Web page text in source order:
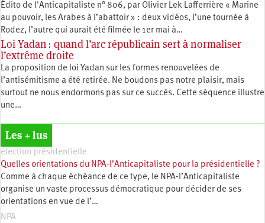
Édito de l'Anticapitaliste n° 806, par Olivier Lek Lafferrière « Marine
au pouvoir, les Arabes à l’abattoir » : deux vidéos, l’une tournée à
Rodez, l’autre qui aurait été filmée le 1er mai à…
Loi Yadan : quand l’arc républicain sert à normaliser
l’extrême droite
La proposition de loi Yadan sur les formes renouvelées de
l’antisémitisme a été retirée. Ne boudons pas notre plaisir, mais
surtout ne nous endormons pas sur ce succès. Cette séquence illustre
une…
Les + lus
élection présidentielle
Quelles orientations du NPA-l’Anticapitaliste pour la présidentielle ?
Comme à chaque échéance de ce type, le NPA-l’Anticapitaliste
organise un vaste processus démocratique pour décider de ses
orientations en vue de l’…
NPA